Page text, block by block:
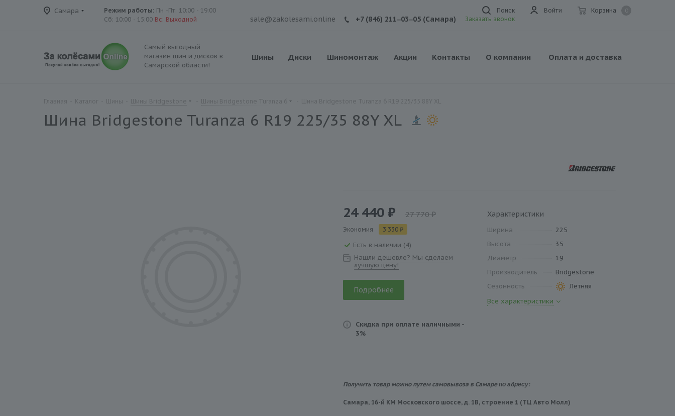
Самара Корзина
Войти
Режим работы: Пн -Пт: 10:00 - 19:00
Сб: 10:00 - 15:00 Вс: Выходной
Поиск
sale@zakolesami.online +7 (846) 211‒03‒05 (Самара) Заказать звонок
Самый выгодный
магазин шин и дисков в
Самарской области!
Шины Диски Шиномонтаж Акции Контакты О компании Оплата и доставка
Шина Bridgestone Turanza 6 R19 225/35 88Y XL
24 440 ₽ 27 770 ₽
Экономия 3 330 ₽
Есть в наличии (4)
Нашли дешевле? Мы сделаем
лучшую цену!
Подробнее
Скидка при оплате наличными -
3%
Характеристики
Ширина
225
Высота
35
Диаметр
19
Производитель
Bridgestone
Сезонность
Летняя
Все характеристики
Получить товар можно путем самовывоза в Самарепо адресу:
Самара, 16-й КМ Московского шоссе, д. 1В, строение 1 (ТЦ Авто Молл)